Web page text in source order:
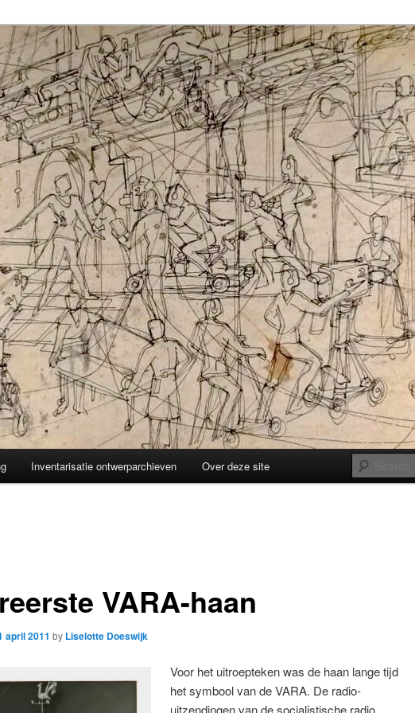
Inventarisatie ontwerparchieven Over deze site
VARA-haan
april 2011 by Liselotte Doeswijk
Voor het uitroepteken was de haan lange tijd
het symbool van de VARA. De radio-
uitzendingen van de socialistische radio